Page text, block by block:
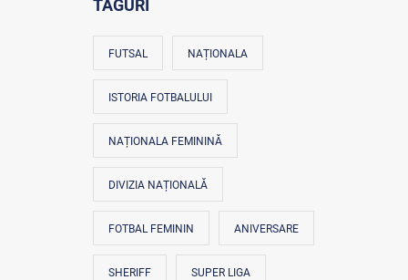
TAGURI
FUTSAL NAȚIONALA
ISTORIA FOTBALULUI
NAȚIONALA FEMININĂ
DIVIZIA NAȚIONALĂ
FOTBAL FEMININ ANIVERSARE
SHERIFF SUPER LIGA